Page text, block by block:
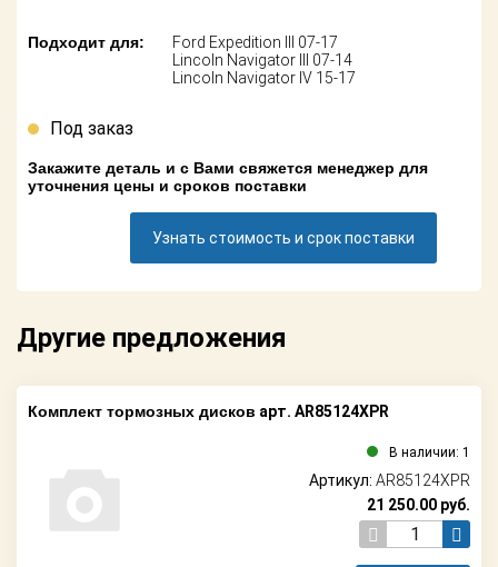
Подходит для:
Ford Expedition III 07-17
Lincoln Navigator III 07-14
Lincoln Navigator IV 15-17
Под заказ
Закажите деталь и с Вами свяжется менеджер для
уточнения цены и сроков поставки
Узнать стоимость и срок поставки
Другие предложения
Комплект тормозных дисков арт. AR85124XPR
В наличии: 1
Артикул: AR85124XPR
21 250.00 руб.